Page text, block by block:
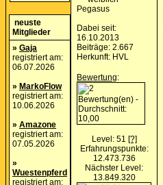
neuste
Mitglieder
» Gaja
registriert am:
06.07.2026
» MarkoFlow
registriert am:
10.06.2026
» Amazone
registriert am:
07.05.2026
»
Wuestenpferd
registriert am:
Pegasus
Dabei seit:
16.10.2013
Beiträge: 2.667
Herkunft: HVL
Bewertung:
Level: 51 [?]
Erfahrungspunkte:
12.473.736
Nächster Level:
13.849.320